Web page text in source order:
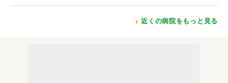
近くの病院をもっと見る